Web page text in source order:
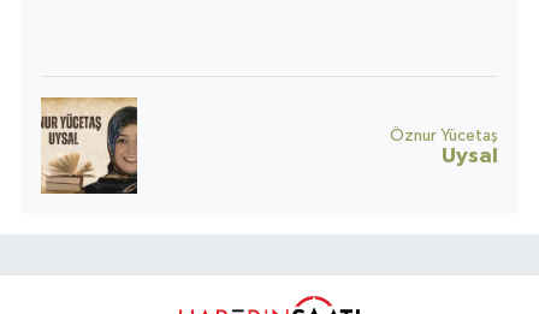
Öznur Yücetaş
Uysal